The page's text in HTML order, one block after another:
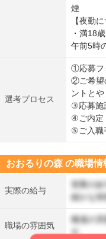
煙
【夜勤
・満18
午前5時
選考プロセス
①応募フ
②ご希望
ントとや
③応募施
④ご内定
⑤ご入職
おおるりの森 の職場情
実際の給与
実際の
細かな情
職場の雰囲気
職場の雰
す。